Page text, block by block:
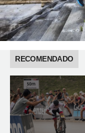
RECOMENDADO